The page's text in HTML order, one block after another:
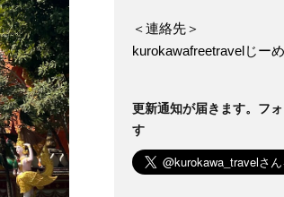
＜連絡先＞
kurokawafreetravelじー
更新通知が届きます。フ
す